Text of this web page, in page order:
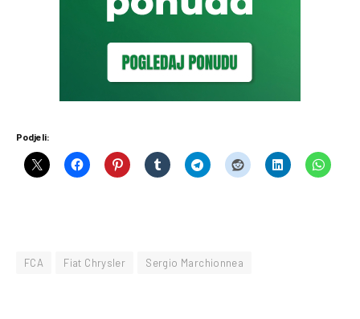
Podjeli:
FCA Fiat Chrysler Sergio Marchionnea